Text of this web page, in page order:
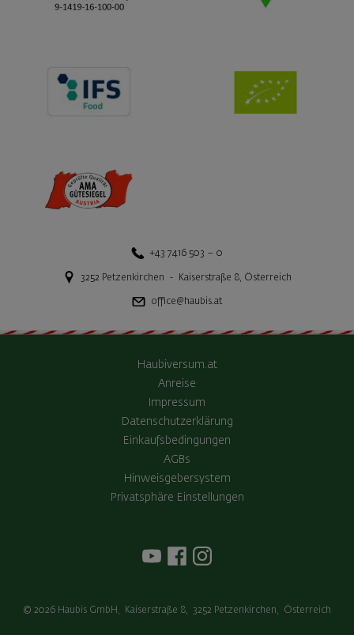
+43 7416 503 – 0
3252 Petzenkirchen - Kaiserstraße 8, Österreich
office@haubis.at
Haubiversum.at
Anreise
Impressum
Datenschutzerklärung
Einkaufsbedingungen
AGBs
Hinweisgebersystem
Privatsphäre Einstellungen
© 2026 Haubis GmbH , Kaiserstraße 8, 3252 Petzenkirchen, Österreich